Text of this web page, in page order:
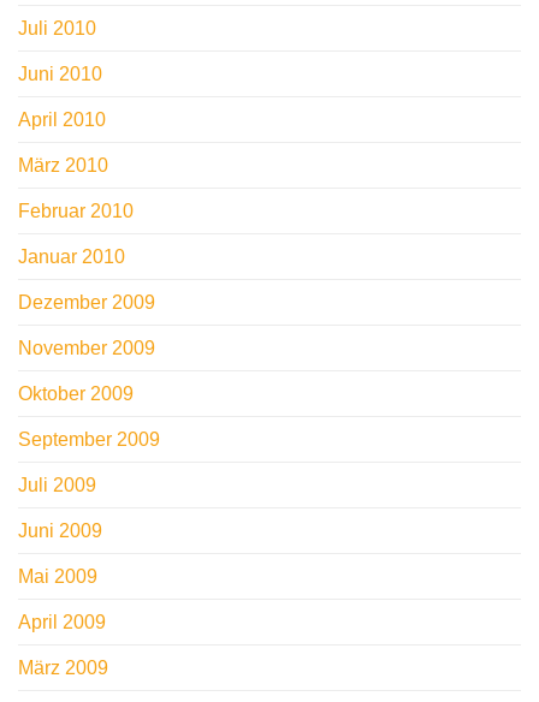
Juli 2010
Juni 2010
April 2010
März 2010
Februar 2010
Januar 2010
Dezember 2009
November 2009
Oktober 2009
September 2009
Juli 2009
Juni 2009
Mai 2009
April 2009
März 2009